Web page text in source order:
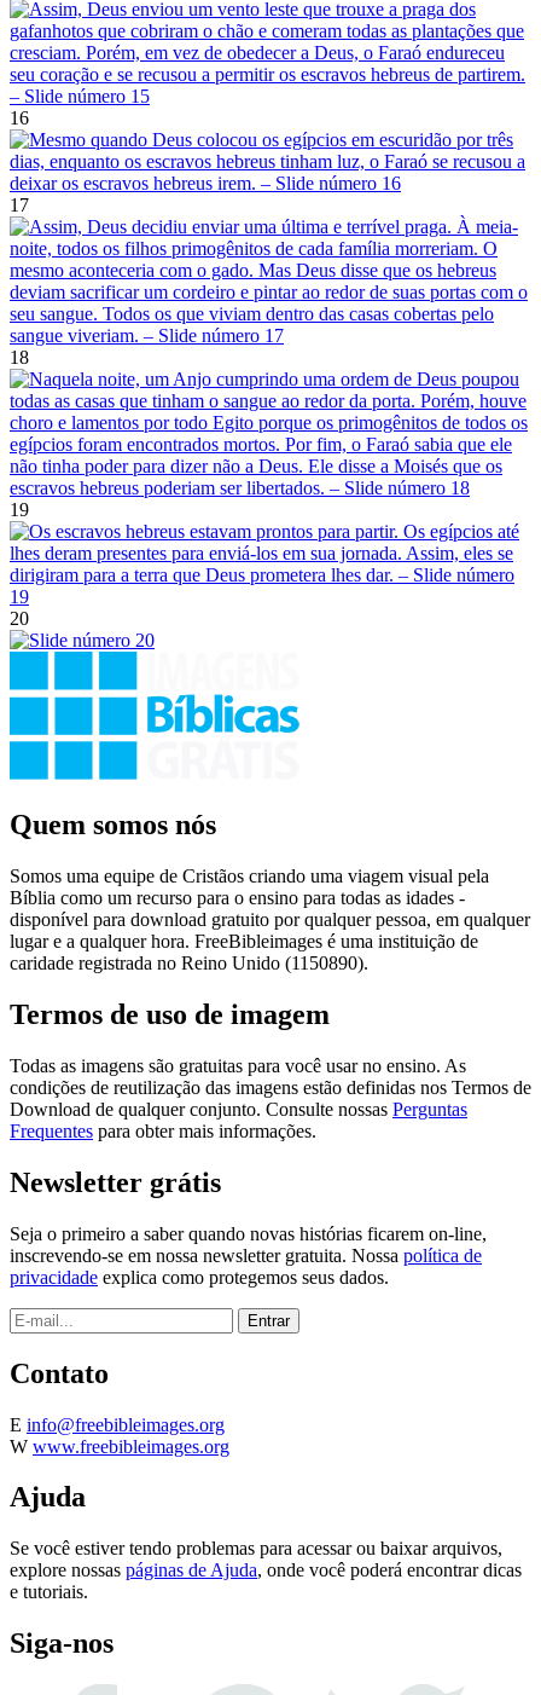
16
17
18
19
20
Quem somos nós
Somos uma equipe de Cristãos criando uma viagem visual pela
Bíblia como um recurso para o ensino para todas as idades -
disponível para download gratuito por qualquer pessoa, em qualquer
lugar e a qualquer hora. FreeBibleimages é uma instituição de
caridade registrada no Reino Unido (1150890).
Termos de uso de imagem
Todas as imagens são gratuitas para você usar no ensino. As
condições de reutilização das imagens estão definidas nos Termos de
Download de qualquer conjunto. Consulte nossas Perguntas
Frequentes para obter mais informações.
Newsletter grátis
Seja o primeiro a saber quando novas histórias ficarem on-line,
inscrevendo-se em nossa newsletter gratuita. Nossa política de
privacidade explica como protegemos seus dados.
Contato
E info@freebibleimages.org
W www.freebibleimages.org
Ajuda
Se você estiver tendo problemas para acessar ou baixar arquivos,
explore nossas páginas de Ajuda, onde você poderá encontrar dicas
e tutoriais.
Siga-nos